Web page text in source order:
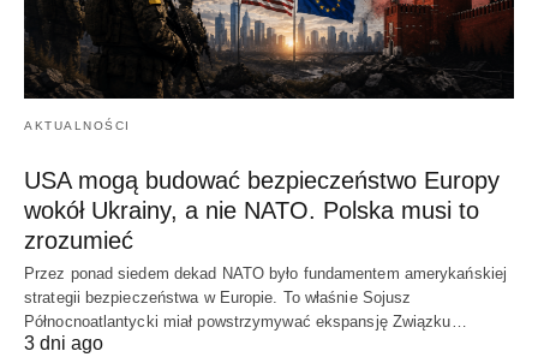
AKTUALNOŚCI
USA mogą budować bezpieczeństwo Europy
wokół Ukrainy, a nie NATO. Polska musi to
zrozumieć
Przez ponad siedem dekad NATO było fundamentem amerykańskiej
strategii bezpieczeństwa w Europie. To właśnie Sojusz
Północnoatlantycki miał powstrzymywać ekspansję Związku…
3 dni ago